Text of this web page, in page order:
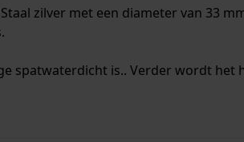
zilver met een diameter van 33
spatwaterdicht is.. Verder wordt het